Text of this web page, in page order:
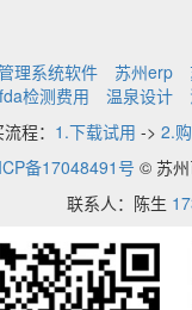
理系统软件 苏州erp
检测费用 温泉设计
程： 1.下载试用 -> 2.
备17048491号 © 苏州
联系人：陈生